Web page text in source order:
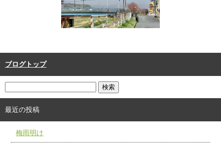
ブログトップ
最近の投稿
梅雨明け